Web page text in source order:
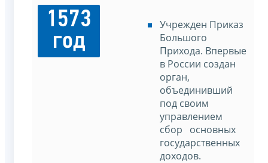
1573
год
Учрежден Приказ
Большого
Прихода. Впервые
в России создан
орган,
объединивший
под своим
управлением
сбор основных
государственных
доходов.